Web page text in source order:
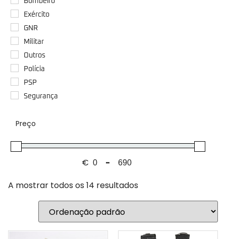
Exército
GNR
Militar
Outros
Polícia
PSP
Segurança
Preço
€ Minimum Price
- Maximum Price
A mostrar todos os 14 resultados